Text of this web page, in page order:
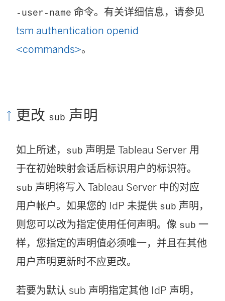
-user-name 命令。有关详细信息，请参见
tsm authentication openid
<commands>。
更改 sub 声明
如上所述， sub 声明是 Tableau Server 用
于在初始映射会话后标识用户的标识符。
sub 声明将写入 Tableau Server 中的对应
用户帐户。如果您的 IdP 未提供 sub 声明，
则您可以改为指定使用任何声明。像 sub 一
样，您指定的声明值必须唯一，并且在其他
用户声明更新时不应更改。
若要为默认 sub 声明指定其他 IdP 声明，